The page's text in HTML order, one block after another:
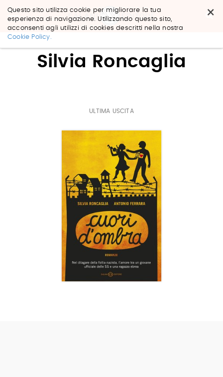
×
Questo sito utilizza cookie per migliorare la tua
esperienza di navigazione. Utilizzando questo sito,
acconsenti agli utilizzi di cookies descritti nella nostra
Cookie Policy.
Salta
Silvia Roncaglia
ULTIMA USCITA